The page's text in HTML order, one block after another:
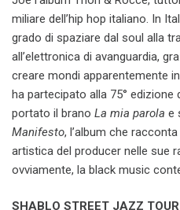
miliare dell’hip hop italiano. In
grado di spaziare dal soul alla
all’elettronica di avanguardia,
creare mondi apparentemente
ha partecipato alla 75° edizione
portato il brano La mia parola e
Manifesto, l’album che
artistica del producer nelle sue
ovviamente, la black music
SHABLO STREET JAZZ